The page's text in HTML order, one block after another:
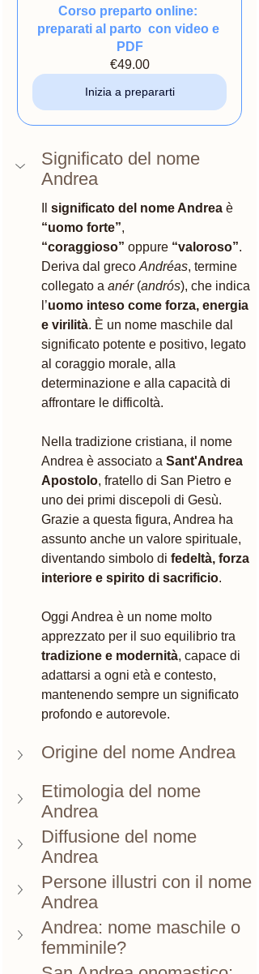
Corso preparto online:
preparati al parto  con video e
PDF
€49.00
Inizia a prepararti
Significato del nome
Andrea
significato del nome Andrea è
“uomo forte”,
“coraggioso” oppure “valoroso”.
Deriva dal greco Andréas, termine
collegato a anér (andrós), che indica
l’uomo inteso come forza, energia
e virilità. È un nome maschile dal
significato potente e positivo, legato
al coraggio morale, alla
determinazione e alla capacità di
affrontare le difficoltà.
Nella tradizione cristiana, il nome
Andrea è associato a Sant'Andrea
Apostolo, fratello di San Pietro e
uno dei primi discepoli di Gesù.
Grazie a questa figura, Andrea ha
assunto anche un valore spirituale,
diventando simbolo di fedeltà, forza
interiore e spirito di sacrificio.
Oggi Andrea è un nome molto
apprezzato per il suo equilibrio tra
tradizione e modernità, capace di
adattarsi a ogni età e contesto,
mantenendo sempre un significato
profondo e autorevole.
Origine del nome Andrea
Etimologia del nome
Andrea
Diffusione del nome
Andrea
Persone illustri con il nome
Andrea
Andrea: nome maschile o
femminile?